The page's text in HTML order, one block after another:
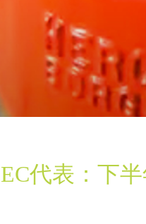
代表：下